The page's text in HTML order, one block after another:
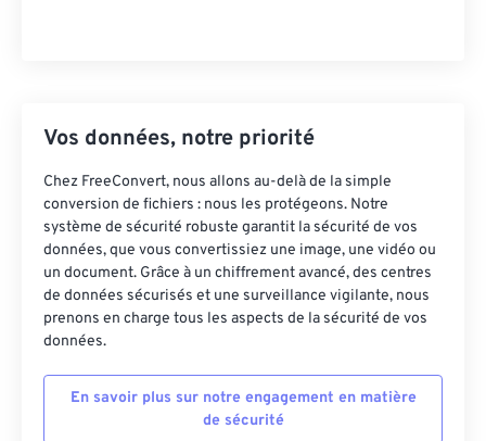
Vos données, notre priorité
Chez FreeConvert, nous allons au-delà de la simple
conversion de fichiers : nous les protégeons. Notre
système de sécurité robuste garantit la sécurité de vos
données, que vous convertissiez une image, une vidéo ou
un document. Grâce à un chiffrement avancé, des centres
de données sécurisés et une surveillance vigilante, nous
prenons en charge tous les aspects de la sécurité de vos
données.
En savoir plus sur notre engagement en matière
de sécurité